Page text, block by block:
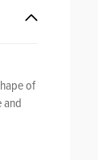
of
and